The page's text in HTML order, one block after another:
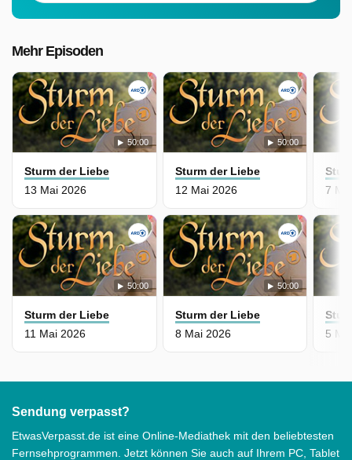
Mehr Episoden
50:00
Sturm der Liebe
13 Mai 2026
50:00
Sturm der Liebe
12 Mai 2026
50:00
Sturm der Liebe
11 Mai 2026
50:00
Sturm der Liebe
8 Mai 2026
7
5
Sendung verpasst?
EtwasVerpasst.de ist eine Online-Mediathek mit den beliebtesten
Fernsehprogrammen. Jetzt können Sie auch auf Ihrem PC, Tablet